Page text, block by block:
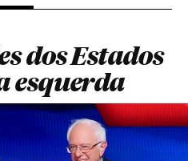
dos Estados
esquerda